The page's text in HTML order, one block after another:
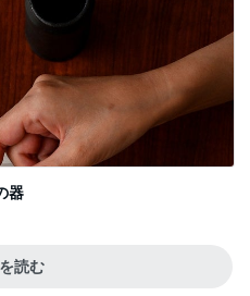
なネイルデザイン
1日前
グ
父が100万円の契約…震えた電
ん〜家づくり失敗したけど私は元気